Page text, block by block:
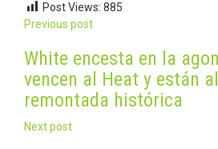
Post Views: 885
Post
navigation
Previous post
White encesta en la
vencen al Heat y están
remontada histórica
Next post